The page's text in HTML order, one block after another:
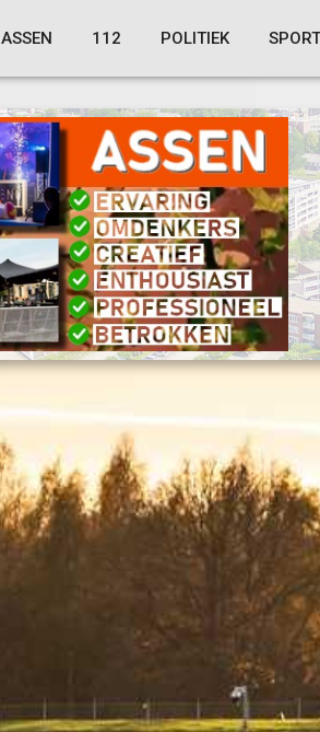
ASSEN 112 POLITIEK SPORT